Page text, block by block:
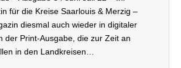
für die Kreise Saarlouis & Merzig –
diesmal auch wieder in digitaler
der Print-Ausgabe, die zur Zeit an
in den Landkreisen…